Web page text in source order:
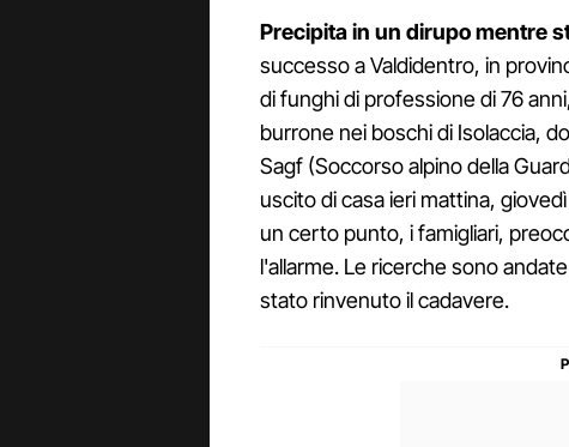
Precipita in un dirupo mentre
successo a Valdidentro, in
di funghi di professione di 76
burrone nei boschi di Isolaccia,
Sagf (Soccorso alpino della
uscito di casa ieri mattina,
un certo punto, i famigliari,
l'allarme. Le ricerche sono
stato rinvenuto il cadavere.